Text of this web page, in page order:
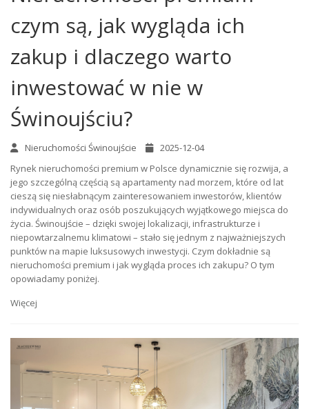
czym są, jak wygląda ich
zakup i dlaczego warto
inwestować w nie w
Świnoujściu?
Nieruchomości Świnoujście
2025-12-04
Rynek nieruchomości premium w Polsce dynamicznie się rozwija, a
jego szczególną częścią są apartamenty nad morzem, które od lat
cieszą się niesłabnącym zainteresowaniem inwestorów, klientów
indywidualnych oraz osób poszukujących wyjątkowego miejsca do
życia. Świnoujście – dzięki swojej lokalizacji, infrastrukturze i
niepowtarzalnemu klimatowi – stało się jednym z najważniejszych
punktów na mapie luksusowych inwestycji. Czym dokładnie są
nieruchomości premium i jak wygląda proces ich zakupu? O tym
opowiadamy poniżej.
Więcej